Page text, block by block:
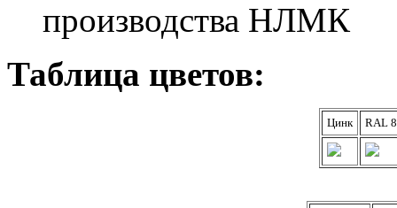
производства НЛМК
Таблица цветов:
Цинк RAL